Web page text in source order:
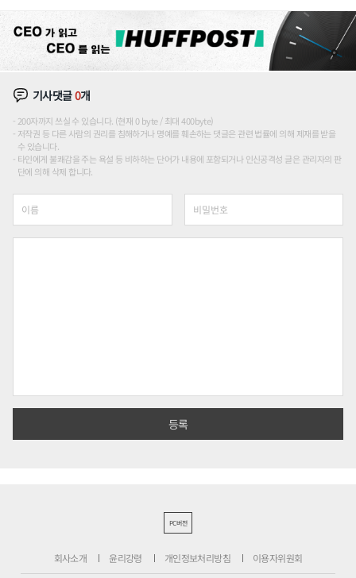
기사댓글0개
200자까지 쓰실 수 있습니다. (현재 0 byte / 최대 400byte)
저작권 등 다른 사람의 권리를 침해하거나 명예를 훼손하는 댓글은 관련 법률에 의해 제재를 받을
수 있습니다.
타인에게 불쾌감을 주는 욕설 등 비하하는 단어가 내용에 포함되거나 인신공격성 글은 관리자의 판
단에 의해 삭제 합니다.
PC버전
회사소개 윤리강령 개인정보처리방침 이용자위원회